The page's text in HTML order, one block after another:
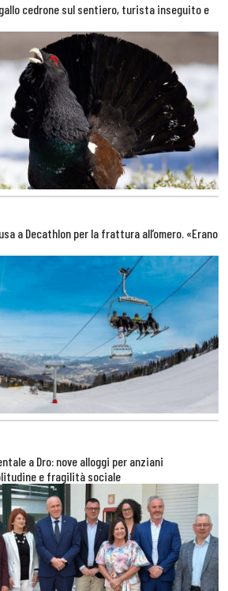
cedrone sul sentiero, turista inseguito e
a Decathlon per la frattura all’omero. «Erano
a Dro: nove alloggi per anziani
e fragilità sociale